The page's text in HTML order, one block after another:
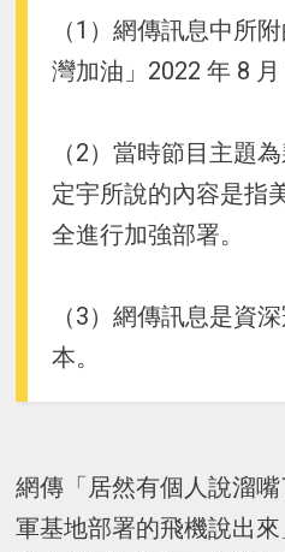
（1）網傳訊息中所
灣加油」2022 年 8 月
（2）當時節目主題
定宇所說的內容是指
全進行加強部署。
（3）網傳訊息是資
本。
網傳「居然有個人說溜
軍基地部署的飛機說出